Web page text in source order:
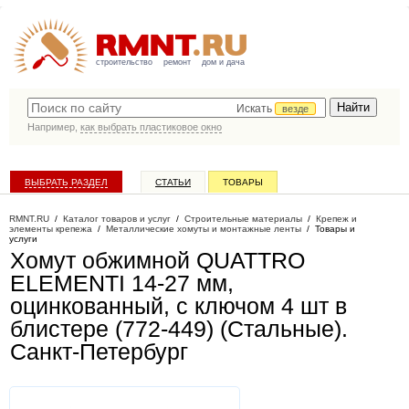
строительство ремонт дом и дача
Искать
везде
Например, как выбрать пластиковое окно
ВЫБРАТЬ РАЗДЕЛ СТАТЬИ ТОВАРЫ
RMNT.RU / Каталог товаров и услуг / Строительные материалы / Крепеж и
элементы крепежа / Металлические хомуты и монтажные ленты / Товары и
услуги
Хомут обжимной QUATTRO
ELEMENTI 14-27 мм,
оцинкованный, с ключом 4 шт в
блистере (772-449) (Стальные).
Санкт-Петербург